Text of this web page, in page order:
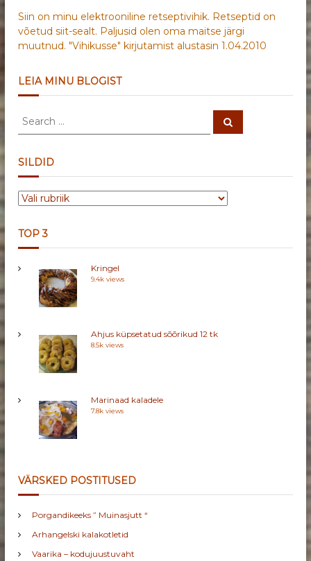
Siin on minu elektrooniline retseptivihik. Retseptid on
võetud siit-sealt. Paljusid olen oma maitse järgi
muutnud. "Vihikusse" kirjutamist alustasin 1.04.2010
LEIA MINU BLOGIST
S
r
c
h
f
r
:
S
e
SILDID
S
D
D
TOP 3
Kringel
9.4k views
Ahjus küpsetatud sõõrikud 12 tk
8.5k views
Marinaad kaladele
7.8k views
VÄRSKED POSTITUSED
Porgandikeeks ” Muinasjutt “
Arhangelski kalakotletid
Vaarika – kodujuustuvaht